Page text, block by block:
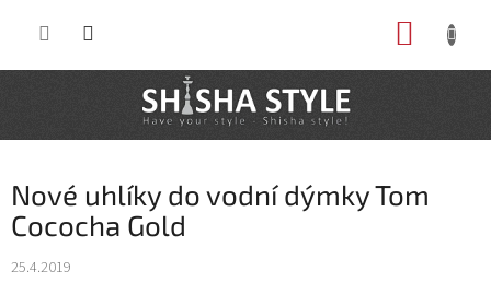
Nové uhlíky do vodní dýmky Tom
Cococha Gold
25.4.2019